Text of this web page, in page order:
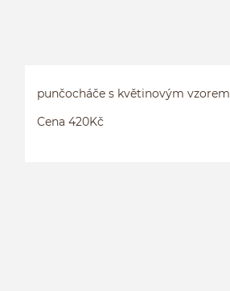
punčocháče s květinovým vzorem
Cena 420Kč